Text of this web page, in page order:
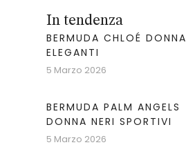
In tendenza
BERMUDA CHLOÉ DONNA
ELEGANTI
5 Marzo 2026
BERMUDA PALM ANGELS
DONNA NERI SPORTIVI
5 Marzo 2026